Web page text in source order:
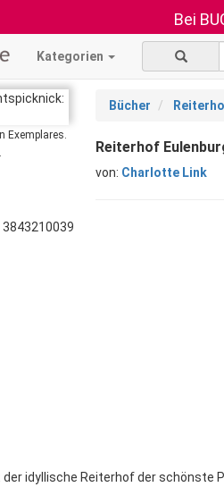
Bei
Kategorien
Exemplares.
Bücher
Reiterhof
von: Charlotte Link
3843210039
der idyllische Reiterhof der schönste